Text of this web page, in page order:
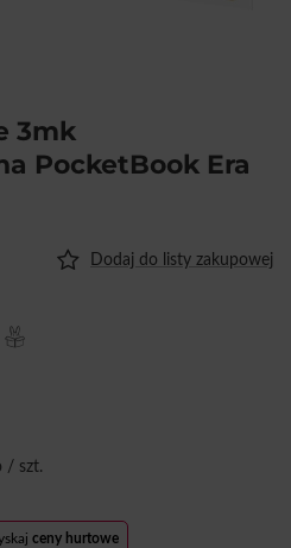
3mk
PocketBook Era
Dodaj do listy zakupowej
/ szt.
ceny hurtowe